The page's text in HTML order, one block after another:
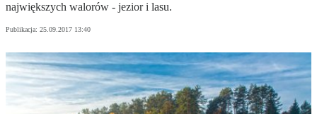
największych walorów - jezior i lasu.
Publikacja: 25.09.2017 13:40